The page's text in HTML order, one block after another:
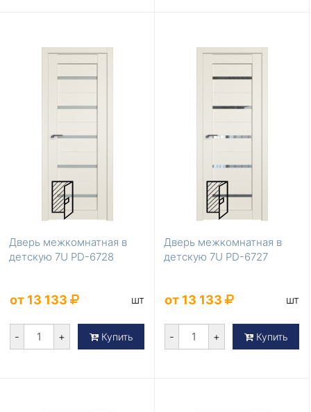
Дверь межкомнатная в
детскую 7U PD-6728
от 13 133 шт
- + Купить
Дверь межкомнатная в
детскую 7U PD-6727
от 13 133 шт
- + Купить